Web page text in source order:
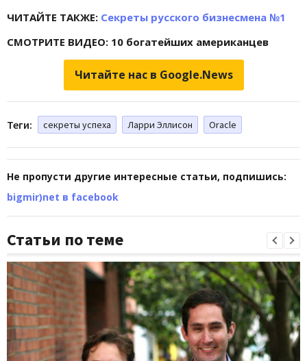
ЧИТАЙТЕ ТАКЖЕ: Секреты русского бизнесмена №1
СМОТРИТЕ ВИДЕО: 10 богатейших американцев
Читайте нас в Google.News
Теги: секреты успеха Ларри Эллисон Oracle
Не пропусти другие интересные статьи, подпишись:
bigmir)net в facebook
Статьи по теме